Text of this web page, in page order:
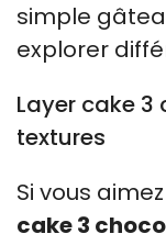
simple
explorer
Layer cake 3
textures
Si vous
cake 3